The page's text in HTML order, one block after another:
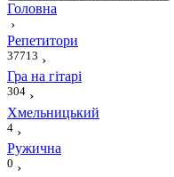
Головна
›
Репетитори
37713 ›
Гра на гітарі
304 ›
Хмельницький
4 ›
Ружична
0 ›